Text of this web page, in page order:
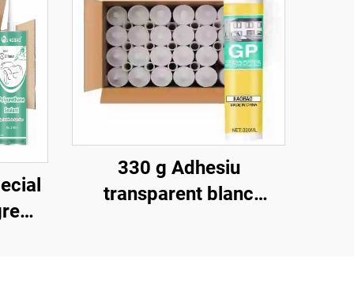
330 g Adhesiu
transparent blanc